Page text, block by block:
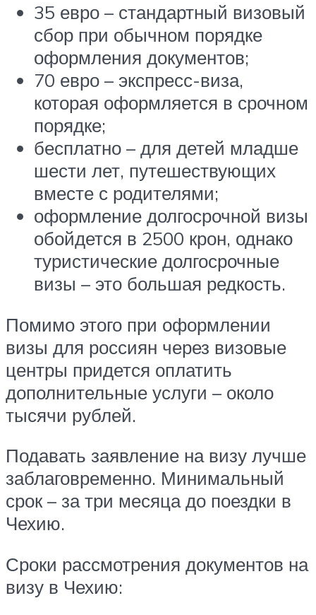
35 евро – стандартный визовый
сбор при обычном порядке
оформления документов;
70 евро – экспресс-виза,
которая оформляется в срочном
порядке;
бесплатно – для детей младше
шести лет, путешествующих
вместе с родителями;
оформление долгосрочной визы
обойдется в 2500 крон, однако
туристические долгосрочные
визы – это большая редкость.
Помимо этого при оформлении
визы для россиян через визовые
центры придется оплатить
дополнительные услуги – около
тысячи рублей.
Подавать заявление на визу лучше
заблаговременно. Минимальный
срок – за три месяца до поездки в
Чехию.
Сроки рассмотрения документов на
визу в Чехию: